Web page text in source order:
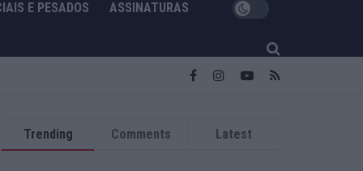
E PESADOS ASSINATURAS
Trending Comments Latest